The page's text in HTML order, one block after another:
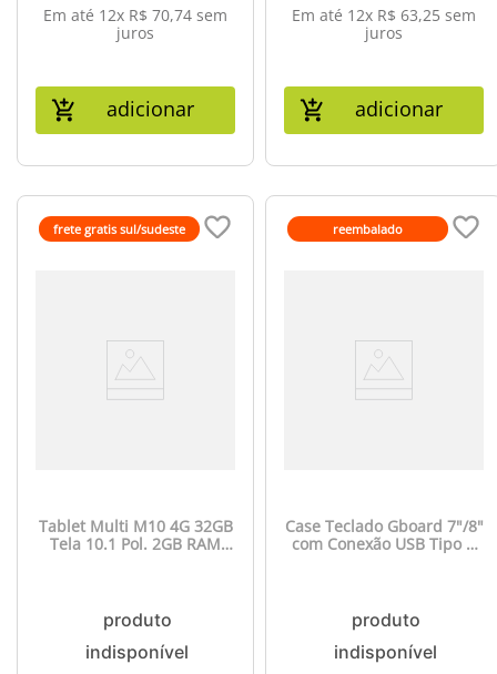
Em até 12x R$ 70,74 sem
juros
adicionar
Em até 12x R$ 63,25 sem
juros
adicionar
frete gratis sul/sudeste
Tablet Multi M10 4G 32GB
Tela 10.1 Pol. 2GB RAM
Preto - NB366
reembalado
Case Teclado Gboard 7"/8"
com Conexão USB Tipo C